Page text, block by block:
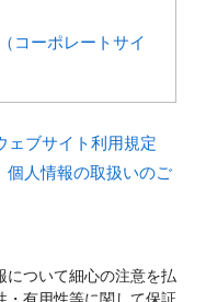
コーポレートサイ
ェブサイト利用規定
個人情報の取扱いのご
について細心の注意を払
・有用性等に関して保証